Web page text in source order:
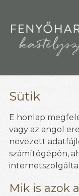
Sütik
E honlap
vagy az angol
nevezett
számítógépén,
Mik is azok